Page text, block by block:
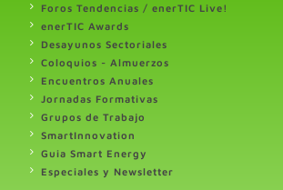
Foros Tendencias / enerTIC Live!
enerTIC Awards
Desayunos Sectoriales
Coloquios - Almuerzos
Encuentros Anuales
Jornadas Formativas
Grupos de Trabajo
SmartInnovation
Guia Smart Energy
Especiales y Newsletter